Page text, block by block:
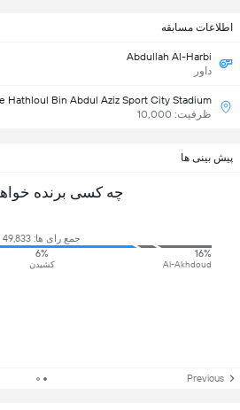
اطلاعات مسابقه
Abdullah Al-Harbi
داور
Hathloul Bin Abdul Aziz Sport City Stadium
ظرفیت: 10,000
پیش بینی ها
چه کسی برنده
جمع رای ها: 49,833
16%
Al-Akhdoud
6%
کشیدن
Previous